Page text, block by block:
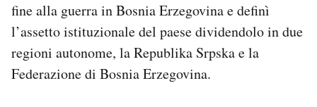
fine alla guerra in Bosnia Erzegovina e definì
l’assetto istituzionale del paese dividendolo in due
regioni autonome, la Republika Srpska e la
Federazione di Bosnia Erzegovina.